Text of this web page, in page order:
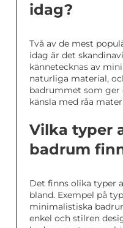
idag?
Två av de mest
idag är det
kännetecknas av
naturliga material,
badrummet som ger
känsla med råa
Vilka typer
badrum
Det finns olika typer
bland. Exempel på
minimalistiska
enkel och stilren